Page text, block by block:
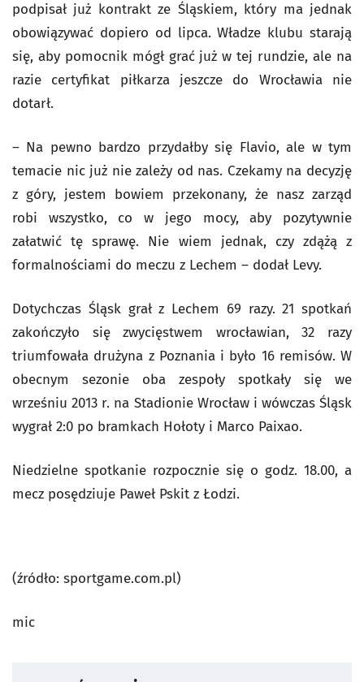
podpisał już kontrakt ze Śląskiem, który ma jednak
obowiązywać dopiero od lipca. Władze klubu starają
się, aby pomocnik mógł grać już w tej rundzie, ale na
razie certyfikat piłkarza jeszcze do Wrocławia nie
dotarł.
– Na pewno bardzo przydałby się Flavio, ale w tym
temacie nic już nie zależy od nas. Czekamy na decyzję
z góry, jestem bowiem przekonany, że nasz zarząd
robi wszystko, co w jego mocy, aby pozytywnie
załatwić tę sprawę. Nie wiem jednak, czy zdążą z
formalnościami do meczu z Lechem – dodał Levy.
Dotychczas Śląsk grał z Lechem 69 razy. 21 spotkań
zakończyło się zwycięstwem wrocławian, 32 razy
triumfowała drużyna z Poznania i było 16 remisów. W
obecnym sezonie oba zespoły spotkały się we
wrześniu 2013 r. na Stadionie Wrocław i wówczas Śląsk
wygrał 2:0 po bramkach Hołoty i Marco Paixao.
Niedzielne spotkanie rozpocznie się o godz. 18.00, a
mecz posędziuje Paweł Pskit z Łodzi.
(źródło: sportgame.com.pl)
mic